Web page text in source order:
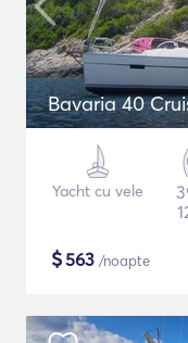
Bavaria 40
Yacht cu vele
$563 /noapte